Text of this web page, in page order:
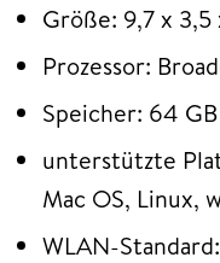
Größe: 9,7 x 3,5
Prozessor:
Speicher: 64
unterstützte
Mac OS, Linux,
WLAN-